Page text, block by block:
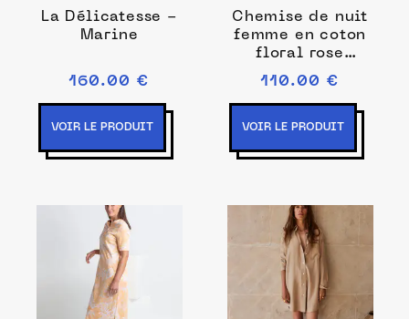
La Délicatesse -
Marine
160.00 €
VOIR LE PRODUIT
Chemise de nuit
femme en coton
floral rose
poudre
110.00 €
VOIR LE PRODUIT